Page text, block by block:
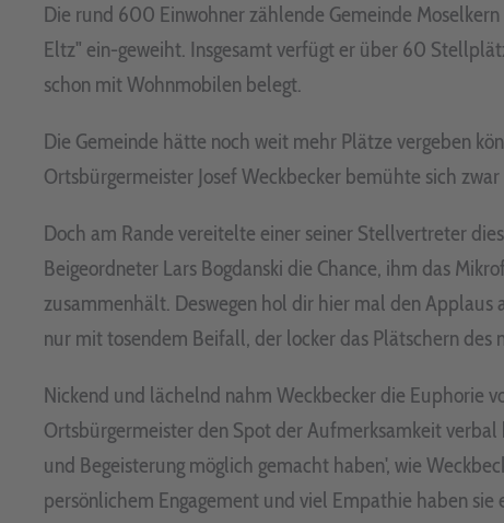
Die rund 600 Einwohner zählende Gemeinde
Eltz" ein-geweiht. Insgesamt verfügt er über 60
schon mit Wohnmobilen belegt.
Die Gemeinde hätte noch weit mehr Plätze vergeben
Ortsbürgermeister Josef Weckbecker bemühte sich
Doch am Rande vereitelte einer seiner Stellvertreter
Beigeordneter Lars Bogdanski die Chance, ihm das
zusammenhält. Deswegen hol dir hier mal den
nur mit tosendem Beifall, der locker das Plätschern
Nickend und lächelnd nahm Weckbecker die Euphorie
Ortsbürgermeister den Spot der Aufmerksamkeit
und Begeisterung möglich gemacht haben', wie
persönlichem Engagement und viel Empathie haben